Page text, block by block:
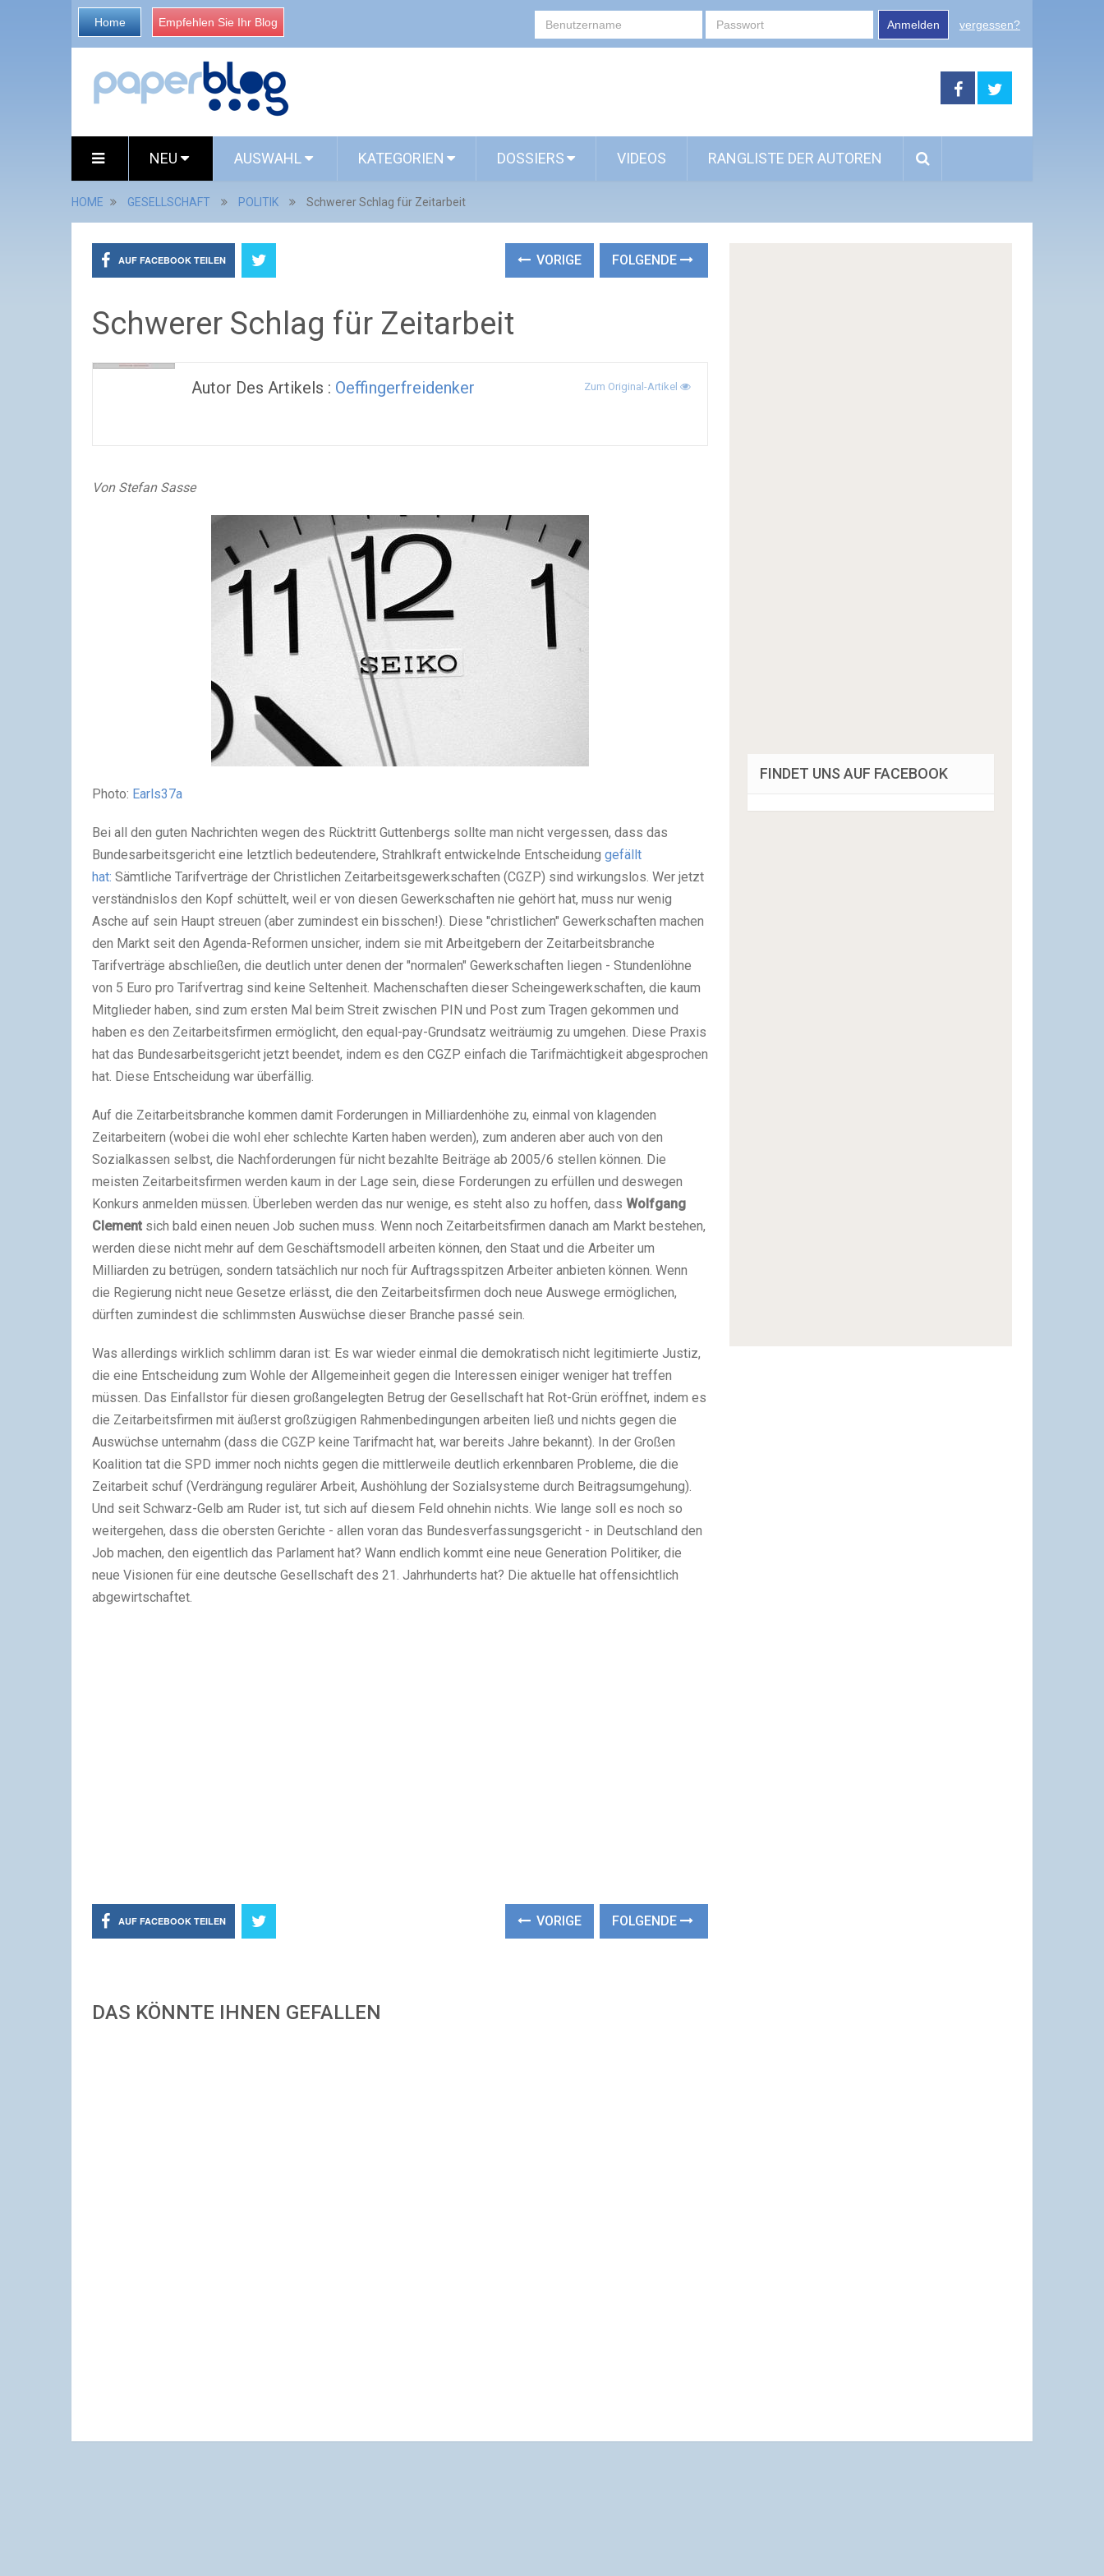
Home Empfehlen Sie Ihr Blog Anmelden vergessen?
NEU AUSWAHL KATEGORIEN DOSSIERS VIDEOS RANGLISTE DER AUTOREN
HOME GESELLSCHAFT POLITIK Schwerer Schlag für Zeitarbeit
AUF FACEBOOK TEILEN VORIGE FOLGENDE
Schwerer Schlag für Zeitarbeit
Autor Des Artikels : Oeffingerfreidenker Zum Original-Artikel
Von Stefan Sasse
Photo: Earls37a
Bei all den guten Nachrichten wegen des Rücktritt Guttenbergs sollte man nicht vergessen, dass das
Bundesarbeitsgericht eine letztlich bedeutendere, Strahlkraft entwickelnde Entscheidung gefällt
hat: Sämtliche Tarifverträge der Christlichen Zeitarbeitsgewerkschaften (CGZP) sind wirkungslos. Wer jetzt
verständnislos den Kopf schüttelt, weil er von diesen Gewerkschaften nie gehört hat, muss nur wenig
Asche auf sein Haupt streuen (aber zumindest ein bisschen!). Diese "christlichen" Gewerkschaften machen
den Markt seit den Agenda-Reformen unsicher, indem sie mit Arbeitgebern der Zeitarbeitsbranche
Tarifverträge abschließen, die deutlich unter denen der "normalen" Gewerkschaften liegen - Stundenlöhne
von 5 Euro pro Tarifvertrag sind keine Seltenheit. Machenschaften dieser Scheingewerkschaften, die kaum
Mitglieder haben, sind zum ersten Mal beim Streit zwischen PIN und Post zum Tragen gekommen und
haben es den Zeitarbeitsfirmen ermöglicht, den equal-pay-Grundsatz weiträumig zu umgehen. Diese Praxis
hat das Bundesarbeitsgericht jetzt beendet, indem es den CGZP einfach die Tarifmächtigkeit abgesprochen
hat. Diese Entscheidung war überfällig.
Auf die Zeitarbeitsbranche kommen damit Forderungen in Milliardenhöhe zu, einmal von klagenden
Zeitarbeitern (wobei die wohl eher schlechte Karten haben werden), zum anderen aber auch von den
Sozialkassen selbst, die Nachforderungen für nicht bezahlte Beiträge ab 2005/6 stellen können. Die
meisten Zeitarbeitsfirmen werden kaum in der Lage sein, diese Forderungen zu erfüllen und deswegen
Konkurs anmelden müssen. Überleben werden das nur wenige, es steht also zu hoffen, dass Wolfgang
Clement sich bald einen neuen Job suchen muss. Wenn noch Zeitarbeitsfirmen danach am Markt bestehen,
werden diese nicht mehr auf dem Geschäftsmodell arbeiten können, den Staat und die Arbeiter um
Milliarden zu betrügen, sondern tatsächlich nur noch für Auftragsspitzen Arbeiter anbieten können. Wenn
die Regierung nicht neue Gesetze erlässt, die den Zeitarbeitsfirmen doch neue Auswege ermöglichen,
dürften zumindest die schlimmsten Auswüchse dieser Branche passé sein.
Was allerdings wirklich schlimm daran ist: Es war wieder einmal die demokratisch nicht legitimierte Justiz,
die eine Entscheidung zum Wohle der Allgemeinheit gegen die Interessen einiger weniger hat treffen
müssen. Das Einfallstor für diesen großangelegten Betrug der Gesellschaft hat Rot-Grün eröffnet, indem es
die Zeitarbeitsfirmen mit äußerst großzügigen Rahmenbedingungen arbeiten ließ und nichts gegen die
Auswüchse unternahm (dass die CGZP keine Tarifmacht hat, war bereits Jahre bekannt). In der Großen
Koalition tat die SPD immer noch nichts gegen die mittlerweile deutlich erkennbaren Probleme, die die
Zeitarbeit schuf (Verdrängung regulärer Arbeit, Aushöhlung der Sozialsysteme durch Beitragsumgehung).
Und seit Schwarz-Gelb am Ruder ist, tut sich auf diesem Feld ohnehin nichts. Wie lange soll es noch so
weitergehen, dass die obersten Gerichte - allen voran das Bundesverfassungsgericht - in Deutschland den
Job machen, den eigentlich das Parlament hat? Wann endlich kommt eine neue Generation Politiker, die
neue Visionen für eine deutsche Gesellschaft des 21. Jahrhunderts hat? Die aktuelle hat offensichtlich
abgewirtschaftet.
AUF FACEBOOK TEILEN VORIGE FOLGENDE
DAS KÖNNTE IHNEN GEFALLEN
FINDET UNS AUF FACEBOOK